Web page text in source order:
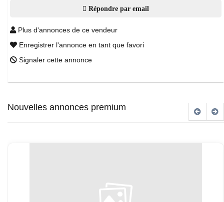
Répondre par email
Plus d'annonces de ce vendeur
Enregistrer l'annonce en tant que favori
Signaler cette annonce
Nouvelles annonces premium